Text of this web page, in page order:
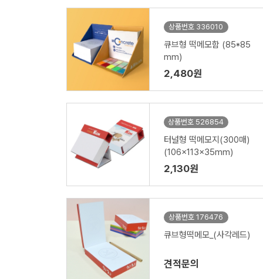
상품번호 336010
큐브형 떡메모함 (85*85
mm)
2,480원
상품번호 526854
터널형 떡메모지(300매)
(106x113x35mm)
2,130원
상품번호 176476
큐브형떡메모_(사각레드)
견적문의